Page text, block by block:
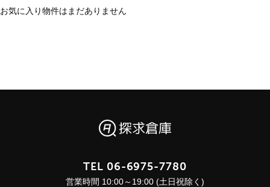
お気に入り物件はまだありません
TEL 06-6975-7780
営業時間 10:00～19:00 (土日祝除く)